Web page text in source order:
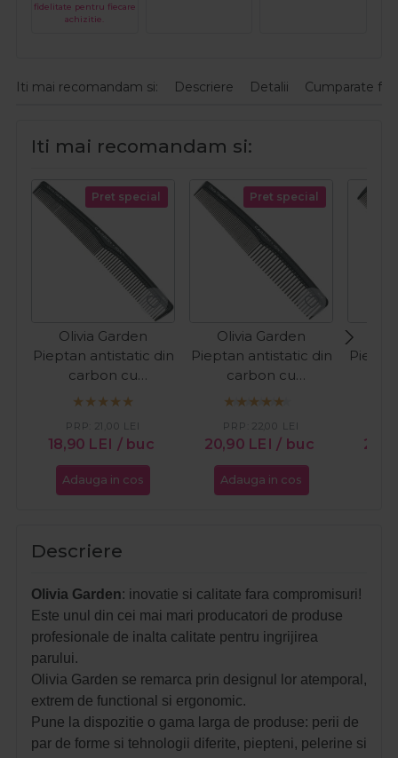
fidelitate pentru fiecare
achizitie.
Iti mai recomandam si: Descriere Detalii Cumparate
Iti mai recomandam si:
Pret special
Olivia Garden
Pieptan antistatic din
carbon cu
tehnologie ionica SC1
18,90 LEI / buc
PRP: 21,00 LEI
Adauga in cos
Pret special
Olivia Garden
Pieptan antistatic din
carbon cu
tehnologie ionica
20,90 LEI / buc
PRP: 22,00 LEI
Adauga in cos
Descriere
Olivia Garden: inovatie si calitate fara compromisuri!
Este unul din cei mai mari producatori de produse
profesionale de inalta calitate pentru ingrijirea
parului.
Olivia Garden se remarca prin designul lor atemporal,
extrem de functional si ergonomic.
Pune la dispozitie o gama larga de produse: perii de
par de forme si tehnologii diferite, piepteni, pelerine si